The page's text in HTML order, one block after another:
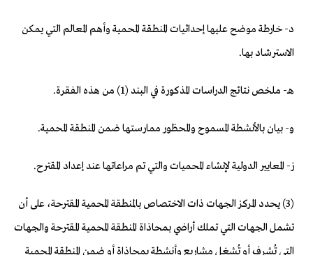
د- خارطة موضح عليها إحداثيات المنطقة المحمية وأهم المعالم التي يمكن
الاسترشاد بها.
هـ- ملخص نتائج الدراسات المذكورة في البند (1) من هذه الفقرة.
و- بيان بالأنشطة المسموح والمحظور ممارستها ضمن المنطقة المحمية.
ز- المعايير الدولية لإنشاء المحميات والتي تم مراعاتها عند إعداد المقترح.
(3) يحدد المركز الجهات ذات الاختصاص بالمنطقة المحمية المقترحة، على أن
تشمل الجهات التي تملك أراضي بمحاذاة المنطقة المحمية المقترحة والجهات
التي تُشرف أو تُشغل مشاريع وأنشطة بمحاذاة أو ضمن المنطقة المحمية